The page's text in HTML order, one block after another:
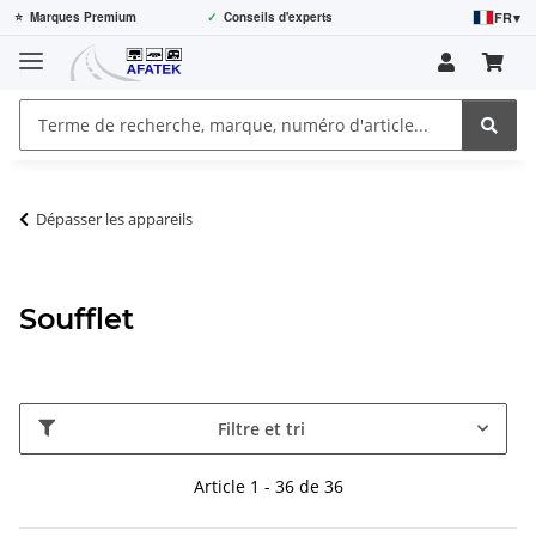
⭐ Marques Premium ✓ Conseils d'experts FR▾
Dépasser les appareils
Soufflet
Filtre et tri
Article 1 - 36 de 36